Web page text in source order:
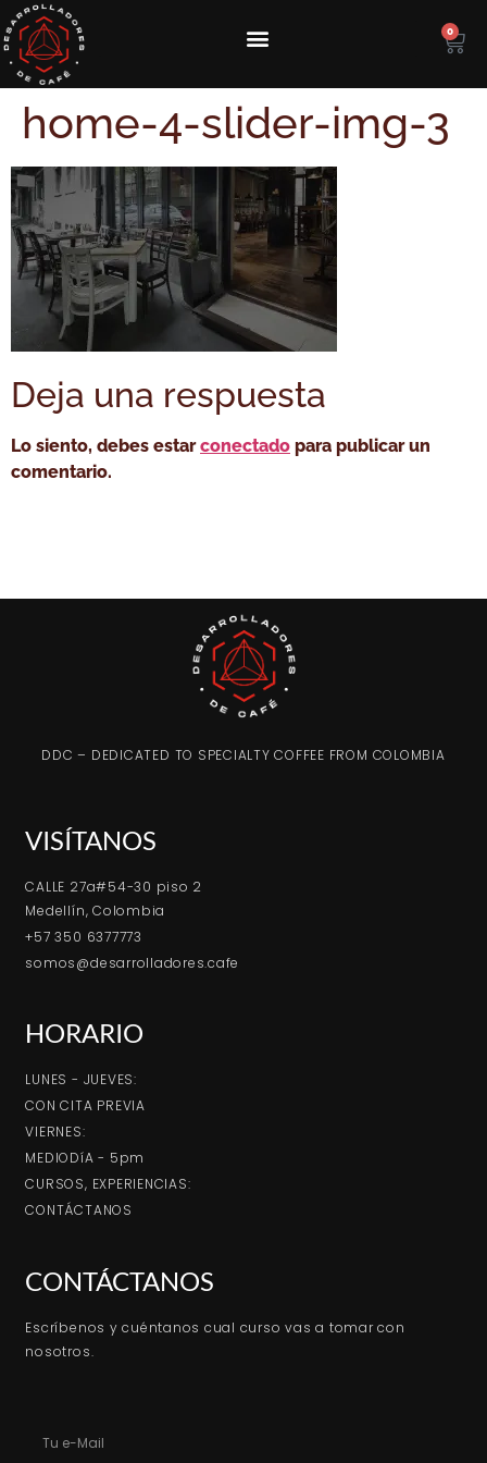
0
home-4-slider-img-3
Deja una respuesta
Lo siento, debes estarconectado para publicar un
comentario.
DDC – DEDICATED TO SPECIALTY COFFEE FROM COLOMBIA
VISÍTANOS
CALLE 27a#54-30 piso 2
Medellín, Colombia
+57 350 6377773
somos@desarrolladores.cafe
HORARIO
LUNES - JUEVES:
CON CITA PREVIA
VIERNES:
MEDIODíA - 5pm
CURSOS, EXPERIENCIAS:
CONTÁCTANOS
CONTÁCTANOS
Escríbenos y cuéntanos cual curso vas a tomar con
nosotros.